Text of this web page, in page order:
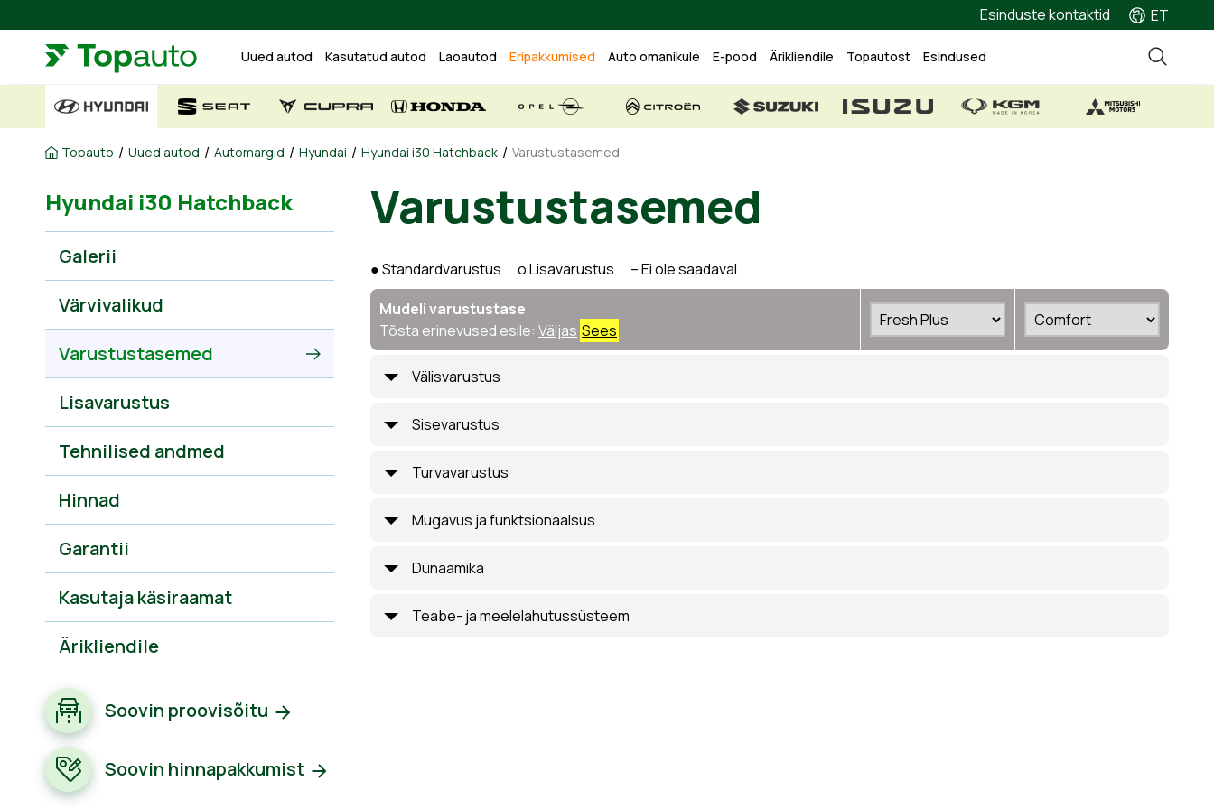
Esinduste kontaktid ET
Uued autod Kasutatud autod Laoautod Eripakkumised Auto omanikule E-pood Ärikliendile Topautost Esindused
Topauto / Uued autod / Automargid / Hyundai / Hyundai i30 Hatchback / Varustustasemed
Hyundai i30 Hatchback
Galerii
Värvivalikud
Varustustasemed
Lisavarustus
Tehnilised andmed
Hinnad
Garantii
Kasutaja käsiraamat
Ärikliendile
Soovin proovisõitu
Soovin hinnapakkumist
Varustustasemed
● Standardvarustus o Lisavarustus – Ei ole saadaval
Mudeli varustustase
Tõsta erinevused esile: Väljas Sees
Välisvarustus
Sisevarustus
Turvavarustus
Mugavus ja funktsionaalsus
Dünaamika
Teabe- ja meelelahutussüsteem